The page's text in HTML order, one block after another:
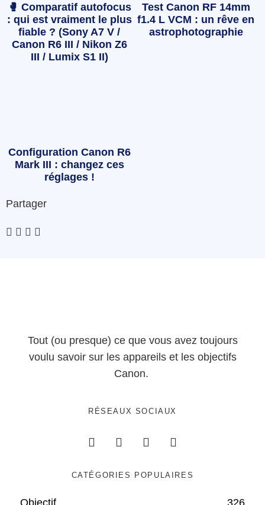
🥊 Comparatif autofocus
: qui est vraiment le plus
fiable ? (Sony A7 V /
Canon R6 III / Nikon Z6
III / Lumix S1 II)
Test Canon RF 14mm
f1.4 L VCM : un rêve en
astrophotographie
Configuration Canon R6
Mark III : changez ces
réglages !
Partager
Tout (ou presque) ce que vous avez toujours
voulu savoir sur les appareils et les objectifs
Canon.
RÉSEAUX SOCIAUX
CATÉGORIES POPULAIRES
Objectif 326